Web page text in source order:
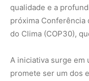
qualidade e a
próxima Conferência
do Clima (COP30),
A iniciativa surge em
promete ser um dos